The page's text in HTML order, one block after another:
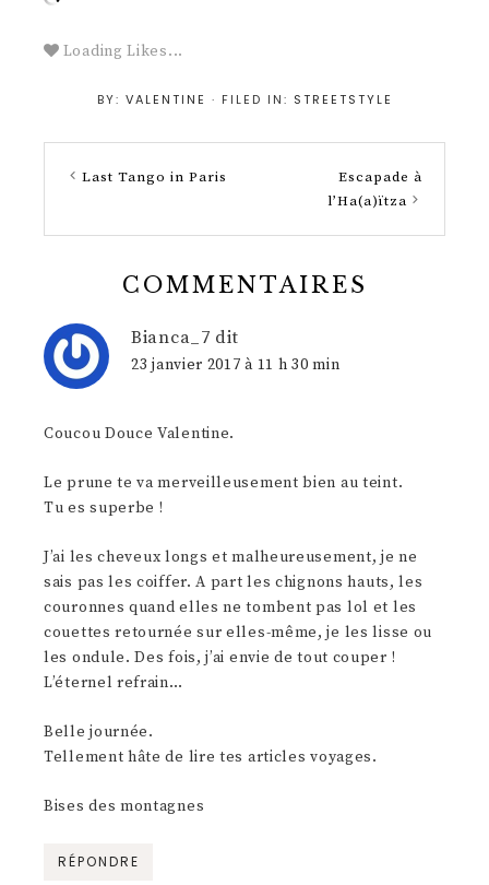
Loading Likes...
BY: VALENTINE · FILED IN: STREETSTYLE
Last Tango in Paris
Escapade à
l’Ha(a)ïtza
COMMENTAIRES
Bianca_7 dit
23 janvier 2017 à 11 h 30 min
Coucou Douce Valentine.
Le prune te va merveilleusement bien au teint.
Tu es superbe !
J’ai les cheveux longs et malheureusement, je ne
sais pas les coiffer. A part les chignons hauts, les
couronnes quand elles ne tombent pas lol et les
couettes retournée sur elles-même, je les lisse ou
les ondule. Des fois, j’ai envie de tout couper !
L’éternel refrain…
Belle journée.
Tellement hâte de lire tes articles voyages.
Bises des montagnes
RÉPONDRE